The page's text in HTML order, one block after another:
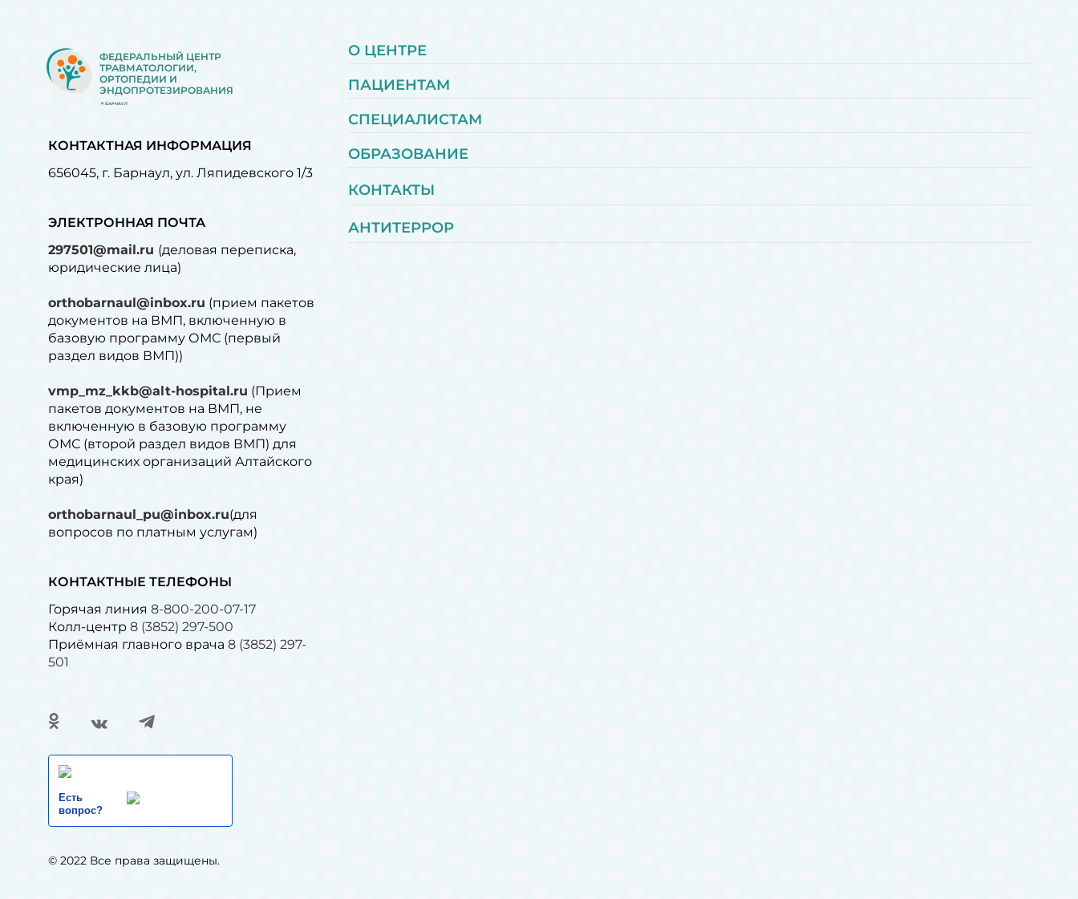
ФЕДЕРАЛЬНЫЙ ЦЕНТР
ТРАВМАТОЛОГИИ,
ОРТОПЕДИИ И
ЭНДОПРОТЕЗИРОВАНИЯ
БАРНАУЛ
КОНТАКТНАЯ ИНФОРМАЦИЯ
656045, г. Барнаул, ул. Ляпидевского 1/3
ЭЛЕКТРОННАЯ ПОЧТА
297501@mail.ru (деловая переписка,
юридические лица)
orthobarnaul@inbox.ru (прием пакетов
документов на ВМП, включенную в
базовую программу ОМС (первый
раздел видов ВМП))
vmp_mz_kkb@alt-hospital.ru (Прием
пакетов документов на ВМП, не
включенную в базовую программу
ОМС (второй раздел видов ВМП) для
медицинских организаций Алтайского
края)
orthobarnaul_pu@inbox.ru(для
вопросов по платным услугам)⁠
КОНТАКТНЫЕ ТЕЛЕФОНЫ
Горячая линия 8-800-200-07-17
Колл-центр 8 (3852) 297-500
Приёмная главного врача 8 (3852) 297-
501
Есть
вопрос?
© 2022 Все права защищены.
О ЦЕНТРЕ
ПАЦИЕНТАМ
СПЕЦИАЛИСТАМ
ОБРАЗОВАНИЕ
КОНТАКТЫ
АНТИТЕРРОР